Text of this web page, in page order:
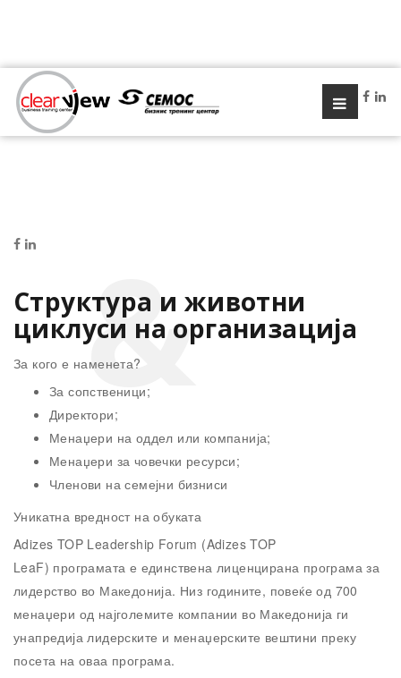
Структура и животни
циклуси на организација
За кого е наменета?
За сопственици;
Директори;
Менаџери на оддел или компанија;
Менаџери за човечки ресурси;
Членови на семејни бизниси
Уникатна вредност на обуката
Adizes TOP Leadership Forum (Adizes TOP
LeaF) програмата е единствена лиценцирана програма за
лидерство во Македонија. Низ годините, повеќе од 700
менаџери од најголемите компании во Македонија ги
унапредија лидерските и менаџерските вештини преку
посета на оваа програма.